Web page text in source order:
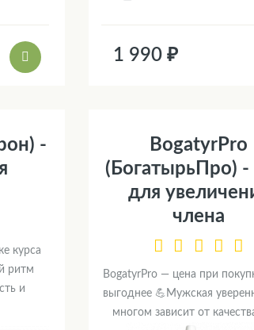
1 990 ₽
-
курса
ритм
и
BogatyrPro
(БогатырьПро) -
для
члена
BogatyrPro — цена при
выгоднее 💪Мужская
многом зависит от